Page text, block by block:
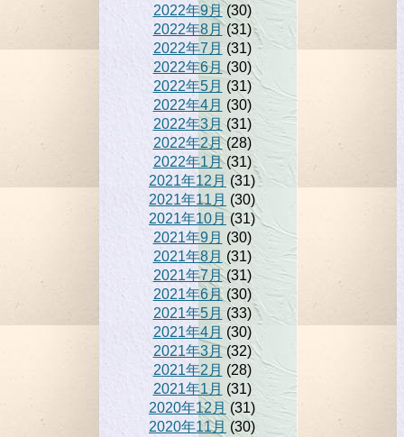
2022年9月(30)
2022年8月(31)
2022年7月(31)
2022年6月(30)
2022年5月 (31)
2022年4月 (30)
2022年3月 (31)
2022年2月(28)
2022年1月(31)
2021年12月 (31)
2021年11月 (30)
2021年10月 (31)
2021年9月 (30)
2021年8月 (31)
2021年7月(31)
2021年6月(30)
2021年5月 (33)
2021年4月 (30)
2021年3月(32)
2021年2月 (28)
2021年1月 (31)
2020年12月 (31)
2020年11月(30)